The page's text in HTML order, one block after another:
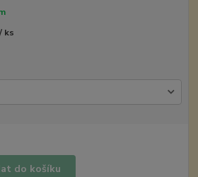
ks
do košíku